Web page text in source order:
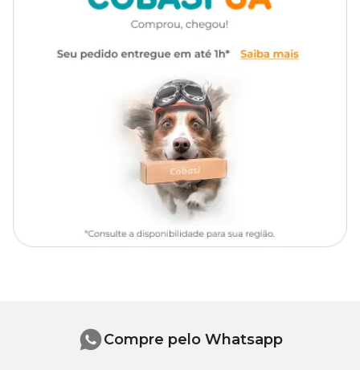
Unissex
Material Metal, Poliéster
Com mosquetão giratório 360º
que minimiza a torção
Cachorro
Tradicional
Compre pelo Whatsapp